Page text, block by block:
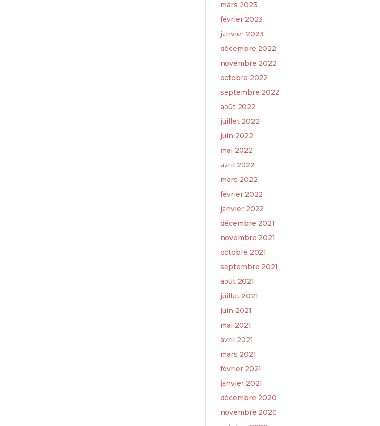
mars 2023
février 2023
janvier 2023
décembre 2022
novembre 2022
octobre 2022
septembre 2022
août 2022
juillet 2022
juin 2022
mai 2022
avril 2022
mars 2022
février 2022
janvier 2022
décembre 2021
novembre 2021
octobre 2021
septembre 2021
août 2021
juillet 2021
juin 2021
mai 2021
avril 2021
mars 2021
février 2021
janvier 2021
décembre 2020
novembre 2020